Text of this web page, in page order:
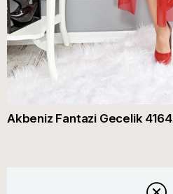
Akbeniz Fantazi Gecelik 4164